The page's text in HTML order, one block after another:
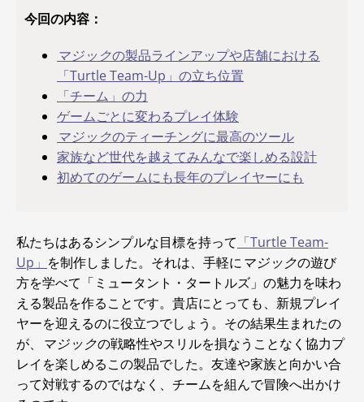
今回の内容：
マジックの製品ラインアップや店舗における
「Turtle Team-Up」の立ち位置
「チーム」の力
ゲームごとに変わるプレイ体験
マジックのティーチングに最高のツール
家族など世代を越えてみんなで楽しめる設計
初めてのゲームにも長年のプレイヤーにも
私たちはあるシンプルな目標を持って 「Turtle Team-
Up」 を制作しました。それは、手軽にマジックの遊び
方を学べて「ミュータント・タートルズ」の魅力を味わ
える製品を作ることです。貴店にとっても、新規プレイ
ヤーを迎えるのに役立つでしょう。その結果生まれたの
が、
マジックの戦略性やスリルを損なうことなく協力プ
レイを楽しめるこの製品でした。友達や家族と向かい合
って対戦するのではなく、チームを組んで冒険へ出かけ